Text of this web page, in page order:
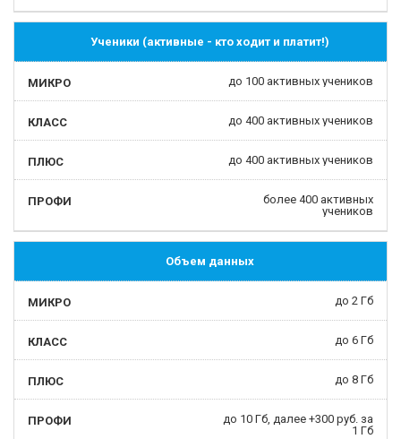
Ученики (активные - кто ходит и платит!)
до 100 активных учеников
до 400 активных учеников
до 400 активных учеников
более 400 активных
учеников
Объем данных
до 2 Гб
до 6 Гб
до 8 Гб
до 10 Гб, далее +300 руб. за
1 Гб